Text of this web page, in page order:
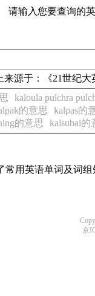
请输入您要查询的
源于：《21世纪大
kaloula pulchra
的意思 kalpas的
的意思 kalsubai的
用英语单词及词
京